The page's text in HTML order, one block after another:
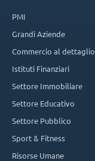
PMI
Grandi Aziende
Commercio al dettaglio
Istituti Finanziari
Settore Immobiliare
Settore Educativo
Settore Pubblico
Sport & Fitness
Risorse Umane